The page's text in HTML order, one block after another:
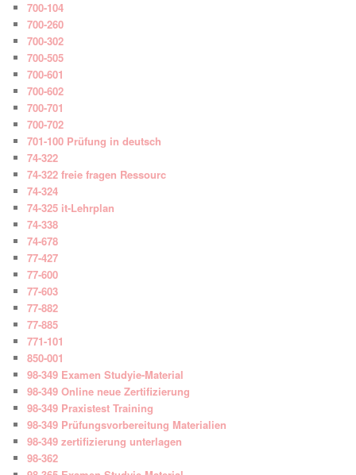
700-104
700-260
700-302
700-505
700-601
700-602
700-701
700-702
701-100 Prüfung in deutsch
74-322
74-322 freie fragen Ressourc
74-324
74-325 it-Lehrplan
74-338
74-678
77-427
77-600
77-603
77-882
77-885
771-101
850-001
98-349 Examen Studyie-Material
98-349 Online neue Zertifizierung
98-349 Praxistest Training
98-349 Prüfungsvorbereitung Materialien
98-349 zertifizierung unterlagen
98-362